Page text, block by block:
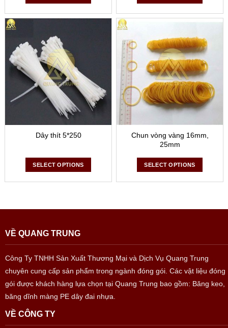
Dụng cụ quấn màng PE cán dài
Dụng cụ này chỉ dùng cho các kiện hàng kích thước quá
khổ, các kiện hàng cao quá tầm không thể sử dụng các
PE mang lại
Dụng cụ quấn màng PE được sử dụng trong tất cả các công
việc đóng gói và vận chuyển sản phẩm và hàng hóa bởi
những tính năng vượt trội của loại dụng cụ quấn màng PE
này:
Dây thít 5*250
SELECT OPTIONS
Chun vòng vàng 16mm,
25mm
SELECT OPTIONS
VỀ QUANG TRUNG
Công Ty TNHH Sản Xuất Thương Mại và Dịch Vụ Quang Trung
chuyên cung cấp sản phẩm trong ngành đóng gói. Các vật liệu đóng
gói được khách hàng lựa chọn tại Quang Trung bao gồm: Băng keo,
băng dĩnh màng PE dây đai nhựa.
VỀ CÔNG TY